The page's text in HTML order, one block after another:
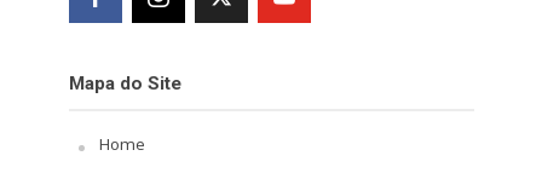
Mapa do Site
Home